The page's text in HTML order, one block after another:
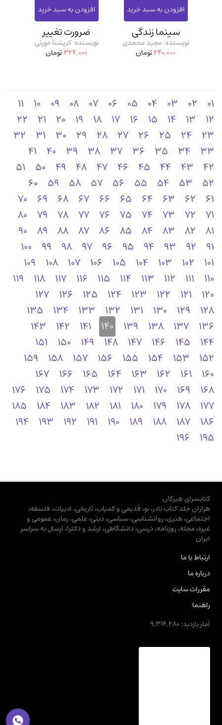
سینما زندگی
نویسنده: مجید محمدی
240,000تومان
ضرورت تغییر
نویسنده: کریشنا مورتی
324,000تومان
01
02
03
04
05
06
07
08
09
10
11
12
13
14
15
16
17
18
19
20
21
22
23
24
25
26
27
28
29
30
31
32
33
34
35
36
37
38
39
40
41
42
43
44
45
46
47
48
49
50
51
52
53
54
55
56
57
58
59
60
61
62
63
64
65
66
67
68
69
70
71
72
73
74
75
76
77
78
79
80
81
82
83
84
85
86
87
88
89
90
91
92
93
94
95
96
97
98
99
100
101
102
103
104
105
106
107
108
109
110
111
112
113
114
115
116
117
118
119
120
121
122
123
124
125
126
127
128
129
130
131
132
133
134
135
136
137
138
139
140
141
142
143
144
145
146
147
148
149
150
151
152
153
154
155
156
157
158
159
160
161
162
163
164
165
166
167
168
169
170
171
172
173
174
175
176
177
178
179
180
181
182
183
184
185
186
187
188
189
190
191
192
193
194
195
196
کتابسرای هیرکان
هزاران جلد کتاب نادر، نو، قدیمی و کمیاب، تاریخی، ادبیات، فلسفه،
اجتماعی، هنری، روانشناسی، سیاسی، دینی، علمی، رمان، عمومی و
غیره، مجله، روزنامه، درسی، دانشگاهی، ارشد و دکترا، ارسال به سراسر
ایران
ارتباط با ما
درباره ما
مقررات سایت
راهنما
آمار بازدید: 9,314,280